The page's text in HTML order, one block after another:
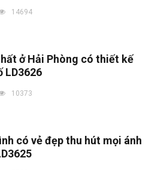
14694
ở Hải Phòng có thiết kế
LD3626
10373
có vẻ đẹp thu hút mọi ánh